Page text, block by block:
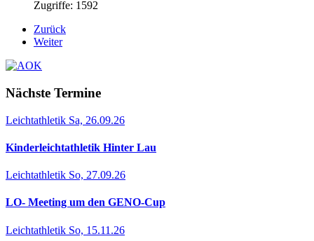
Zugriffe: 1592
Zurück
Weiter
Nächste Termine
Leichtathletik Sa, 26.09.26
Kinderleichtathletik Hinter Lau
Leichtathletik So, 27.09.26
LO- Meeting um den GENO-Cup
Leichtathletik So, 15.11.26